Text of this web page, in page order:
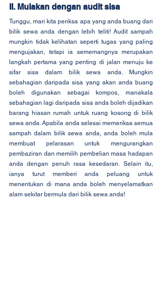
II. Mulakan dengan audit sisa
Tunggu, mari kita periksa apa yang anda buang dari
bilik sewa anda dengan lebih teliti! Audit sampah
mungkin tidak kelihatan seperti tugas yang paling
mengujakan, tetapi ia sememangnya merupakan
langkah pertama yang penting di jalan menuju ke
sifar sisa dalam bilik sewa anda. Mungkin
sebahagian daripada sisa yang akan anda buang
boleh digunakan sebagai kompos, manakala
sebahagian lagi daripada sisa anda boleh dijadikan
barang hiasan rumah untuk ruang kosong di bilik
sewa anda. Apabila anda selesai memeriksa semua
sampah dalam bilik sewa anda, anda boleh mula
membuat pelarasan untuk mengurangkan
pembaziran dan memilih pembelian masa hadapan
anda dengan penuh rasa kesedaran. Selain itu,
ianya turut memberi anda peluang untuk
menentukan di mana anda boleh menyelamatkan
alam sekitar bermula dari bilik sewa anda!